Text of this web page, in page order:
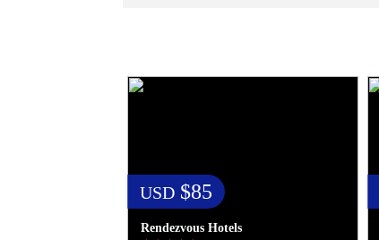
USD $85
Rendezvous Hotels